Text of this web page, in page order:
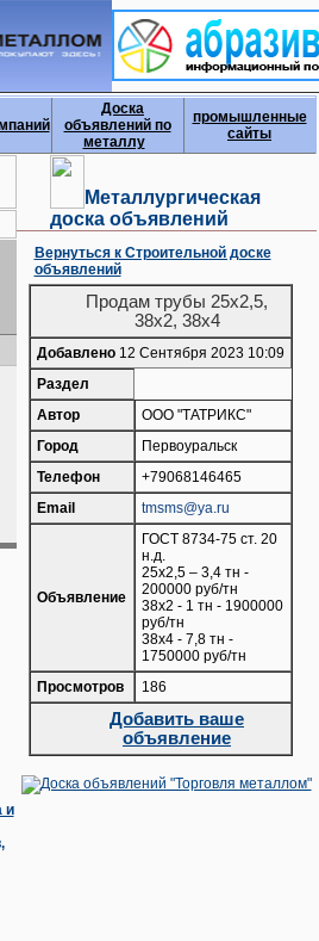
Доска
объявлений по
металлу
промышленные
сайты
и
Металлургическая
доска объявлений
Вернуться к Строительной доске
объявлений
Продам трубы 25х2,5,
38х2, 38х4
Добавлено 12 Сентября 2023 10:09
Раздел
Автор
ООО "ТАТРИКС"
Город
Первоуральск
Телефон
+79068146465
Email
tmsms@ya.ru
Объявление
ГОСТ 8734-75 ст. 20
н.д.
25х2,5 – 3,4 тн -
200000 руб/тн
38х2 - 1 тн - 1900000
руб/тн
38х4 - 7,8 тн -
1750000 руб/тн
Просмотров
186
Добавить ваше
объявление